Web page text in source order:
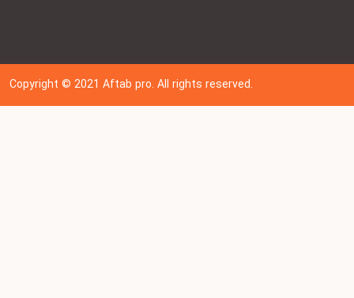
Copyright © 202 1Aftab pro. All rights reserved.